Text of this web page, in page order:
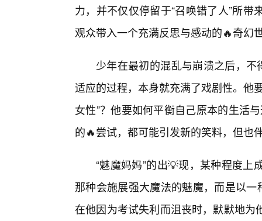
力，并不仅仅停留于“召唤错了人”所
观众带入一个充满反思与感动的🔥奇幻
少年在最初的混乱与崩溃之后，不
适应的过程，本身就充满了戏剧性。他
女性”？他要如何平衡自己原本的生活
的🔥尝试，都可能引发新的笑料，但也
“魅魔妈妈”的出💡现，某种程度
那种会施展强大魔法的魅魔，而是以
在他因为考试失利而沮丧时，默默地